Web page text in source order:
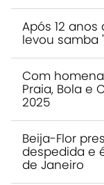
Após 12
levou samba
Com
Praia, Bola e
2025
Beija-Flor
despedida e
de Janeiro